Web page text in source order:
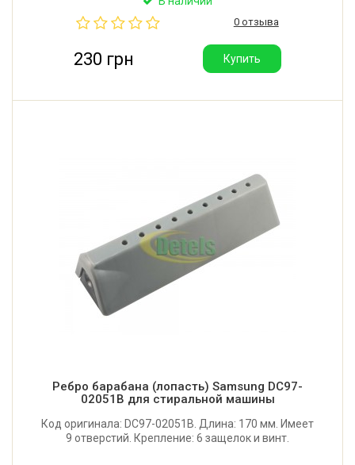
0 отзыва
230 грн Купить
Ребро барабана (лопасть) Samsung DC97-
02051B для стиральной машины
Код оригинала: DC97-02051B. Длина: 170 мм. Имеет
9 отверстий. Крепление: 6 защелок и винт.